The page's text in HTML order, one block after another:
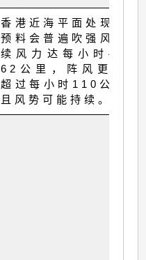
香港近海平面处现正或
预料会普遍吹强风，持
续风力达每小时41至
62公里，阵风更可能
超过每小时110公里，
且风势可能持续。